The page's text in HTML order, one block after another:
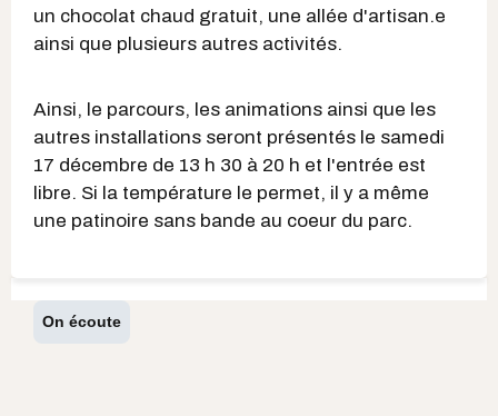
un chocolat chaud gratuit, une allée d'artisan.e
ainsi que plusieurs autres activités.
Ainsi, le parcours, les animations ainsi que les
autres installations seront présentés le samedi
17 décembre de 13 h 30 à 20 h et l'entrée est
libre. Si la température le permet, il y a même
une patinoire sans bande au coeur du parc.
On écoute